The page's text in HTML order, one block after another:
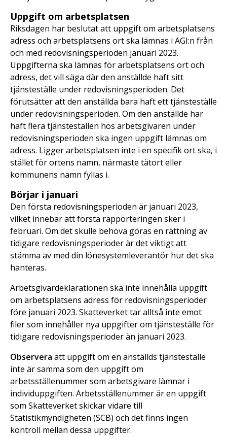
Uppgift om arbetsplatsen
Riksdagen har beslutat att uppgift om arbetsplatsens
adress och arbetsplatsens ort ska lämnas i AGI:n från
och med redovisningsperioden januari 2023.
Uppgifterna ska lämnas för arbetsplatsens ort och
adress, det vill säga där den anställde haft sitt
tjänsteställe under redovisningsperioden. Det
förutsätter att den anställda bara haft ett tjänsteställe
under redovisningsperioden. Om den anställde har
haft flera tjänsteställen hos arbetsgivaren under
redovisningsperioden ska ingen uppgift lämnas om
adress. Ligger arbetsplatsen inte i en specifik ort ska, i
stället för ortens namn, närmaste tätort eller
kommunens namn fyllas i.
Börjar i januari
Den första redovisningsperioden är januari 2023,
vilket innebär att första rapporteringen sker i
februari. Om det skulle behöva göras en rättning av
tidigare redovisningsperioder är det viktigt att
stämma av med din lönesystemleverantör hur det ska
hanteras.
Arbetsgivardeklarationen ska inte innehålla uppgift
om arbetsplatsens adress för redovisningsperioder
före januari 2023. Skatteverket tar alltså inte emot
filer som innehåller nya uppgifter om tjänsteställe för
tidigare redovisningsperioder än januari 2023.
Observera att uppgift om en anställds tjänsteställe
inte är samma som den uppgift om
arbetsställenummer som arbetsgivare lämnar i
individuppgiften. Arbetsställenummer är en uppgift
som Skatteverket skickar vidare till
Statistikmyndigheten (SCB) och det finns ingen
kontroll mellan dessa uppgifter.